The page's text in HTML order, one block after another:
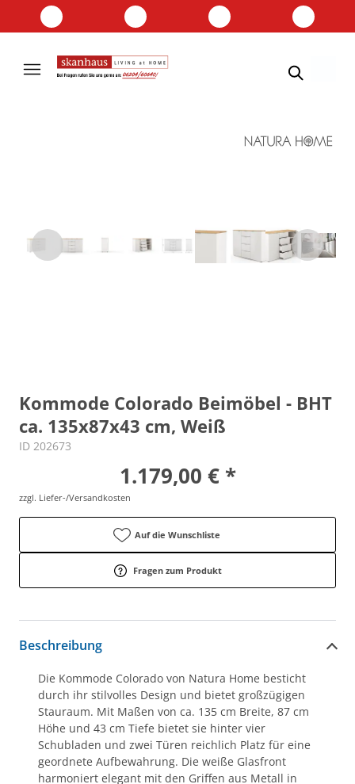
Kommode Colorado Beimöbel - BHT
ca. 135x87x43 cm, Weiß
ID 202673
1.179,00 € *
zzgl. Liefer-/Versandkosten
Auf die Wunschliste
Fragen zum Produkt
Beschreibung
Die Kommode Colorado von Natura Home besticht
durch ihr stilvolles Design und bietet großzügigen
Stauraum. Mit Maßen von ca. 135 cm Breite, 87 cm
Höhe und 43 cm Tiefe bietet sie hinter vier
Schubladen und zwei Türen reichlich Platz für eine
geordnete Aufbewahrung. Die weiße Glasfront
harmoniert elegant mit den Griffen aus Metall in